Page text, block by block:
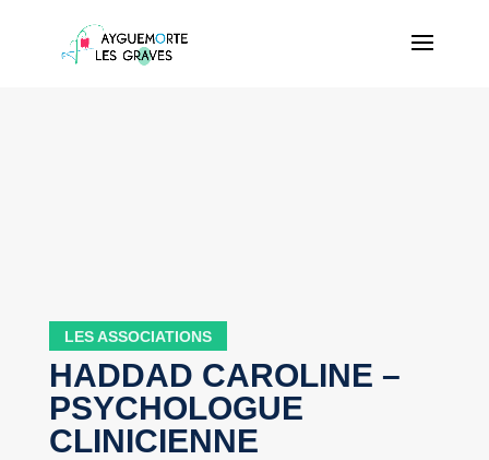
LES ASSOCIATIONS
HADDAD CAROLINE –
PSYCHOLOGUE
CLINICIENNE